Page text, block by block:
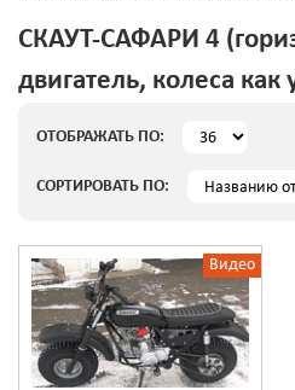
СКАУТ-САФАРИ 4
двигатель, колеса как
ОТОБРАЖАТЬ ПО:
СОРТИРОВАТЬ ПО:
Видео